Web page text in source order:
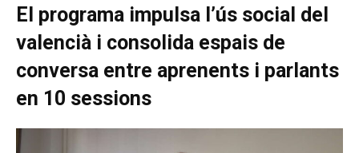
El programa impulsa l’ús social del
valencià i consolida espais de
conversa entre aprenents i parlants
en 10 sessions